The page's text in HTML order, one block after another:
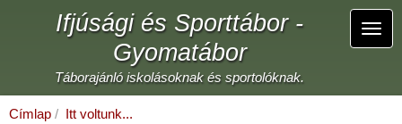
Ifjúsági és Sporttábor -
Gyomatábor
Táborajánló iskolásoknak és sportolóknak.
Címlap
Itt voltunk...